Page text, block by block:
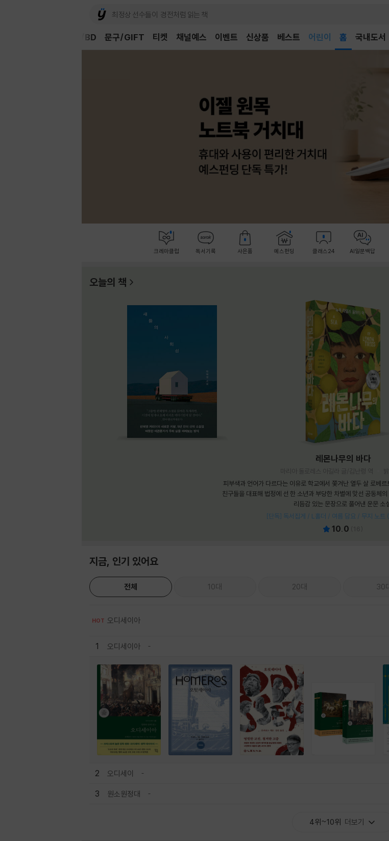
채널예스 이벤트 신상품 베스트
독후감
어린이
홈 국내도서
DVD/BD 문구/GIFT 티켓
크레마클럽 독서기록 사은품 예스펀딩 클래스24 AI일문백답
오늘의 책
레몬나무의 바다
피부색과 언어가 다르다는 이유로 학교에서 쫓겨난 열두 살 로베
친구들을 대표해 법정에 선 한 소년과 부당한 차별에 맞선 공동체
리듬감 있는 문장으로 풀어낸 운문 소
[단독] 독서집게 / L홀더 / 여름 담요 / 무지 노트
10.0
지금, 인기 있어요
전체 10대 20대 30
HOT 오디세이아
1 오디세이아
2 오디세이
3 원소원정대
4위~10위 더보기